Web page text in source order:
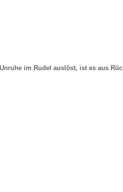
im Rudel auslöst, ist es aus